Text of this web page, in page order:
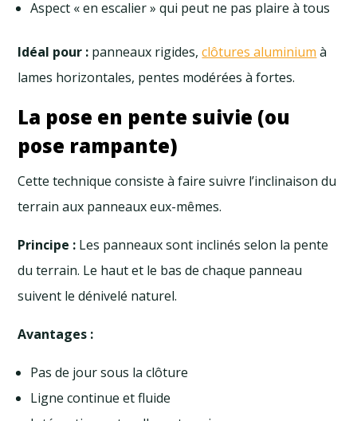
Aspect « en escalier » qui peut ne pas plaire à tous
Idéal pour : panneaux rigides,clôtures aluminium à
lames horizontales, pentes modérées à fortes.
La pose en pente suivie (ou
pose rampante)
Cette technique consiste à faire suivre l’inclinaison du
terrain aux panneaux eux-mêmes.
Principe : Les panneaux sont inclinés selon la pente
du terrain. Le haut et le bas de chaque panneau
suivent le dénivelé naturel.
Avantages :
Pas de jour sous la clôture
Ligne continue et fluide